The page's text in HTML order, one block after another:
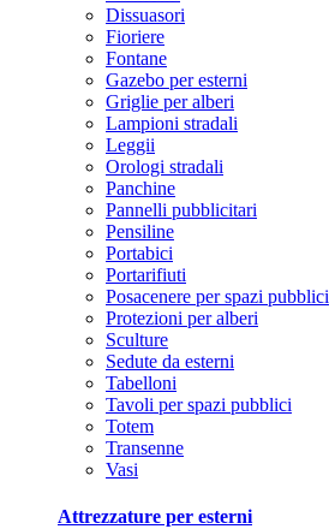
Dissuasori
Fioriere
Fontane
Gazebo per esterni
Griglie per alberi
Lampioni stradali
Leggii
Orologi stradali
Panchine
Pannelli pubblicitari
Pensiline
Portabici
Portarifiuti
Posacenere per spazi pubblici
Protezioni per alberi
Sculture
Sedute da esterni
Tabelloni
Tavoli per spazi pubblici
Totem
Transenne
Vasi
Attrezzature per esterni